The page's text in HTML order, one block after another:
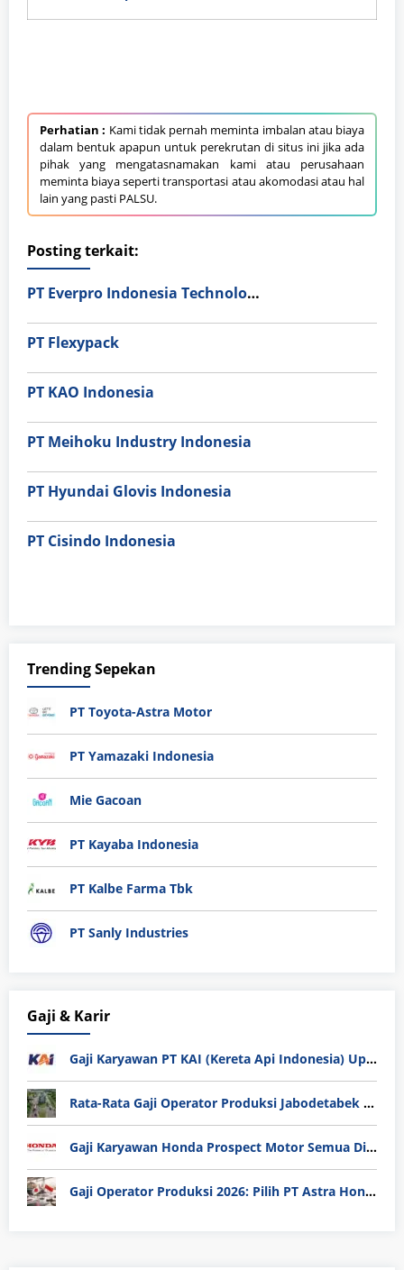
Perhatian : Kami tidak pernah meminta imbalan atau biaya
dalam bentuk apapun untuk perekrutan di situs ini jika ada
pihak yang mengatasnamakan kami atau perusahaan
meminta biaya seperti transportasi atau akomodasi atau hal
lain yang pasti PALSU.
Posting terkait:
PT Everpro Indonesia Technologies
PT Flexypack
PT KAO Indonesia
PT Meihoku Industry Indonesia
PT Hyundai Glovis Indonesia
PT Cisindo Indonesia
Trending Sepekan
PT Toyota-Astra Motor
PT Yamazaki Indonesia
Mie Gacoan
PT Kayaba Indonesia
PT Kalbe Farma Tbk
PT Sanly Industries
Gaji & Karir
Gaji Karyawan PT KAI (Kereta Api Indonesia) Update 2025
Rata-Rata Gaji Operator Produksi Jabodetabek 2025: Bedah Tuntas UMK, Lemburan, dan Realita Hidup Buruh
Gaji Karyawan Honda Prospect Motor Semua Divisi
Gaji Operator Produksi 2026: Pilih PT Astra Honda Motor (AHM) atau Manufaktur di Jepang?